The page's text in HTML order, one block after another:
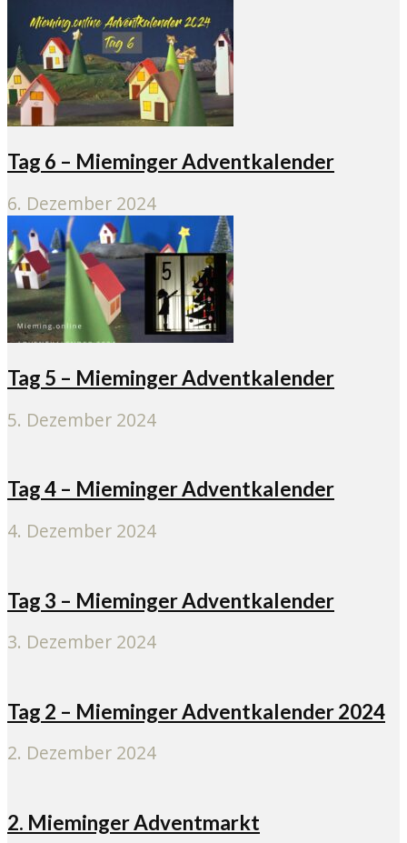
Tag 6 – Mieminger Adventkalender
6. Dezember 2024
Tag 5 – Mieminger Adventkalender
5. Dezember 2024
Tag 4 – Mieminger Adventkalender
4. Dezember 2024
Tag 3 – Mieminger Adventkalender
3. Dezember 2024
Tag 2 – Mieminger Adventkalender 2024
2. Dezember 2024
2. Mieminger Adventmarkt